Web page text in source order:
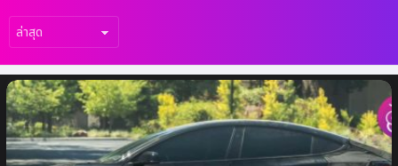
เรื่อง
ล่าสุด